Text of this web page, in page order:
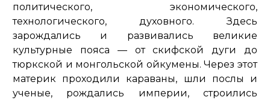
политического, экономического,
технологического, духовного. Здесь
зарождались и развивались великие
культурные пояса — от скифской дуги до
тюркской и монгольской ойкумены. Через этот
материк проходили караваны, шли послы и
ученые, рождались империи, строились